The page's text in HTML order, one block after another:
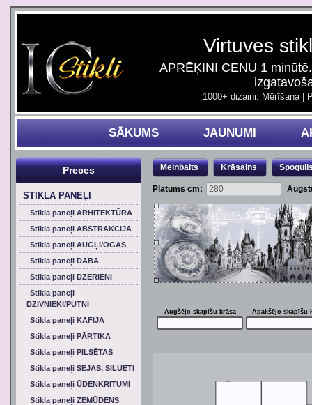
Virtuves
APRĒĶINI CENU 1
1000+ dizaini. Mērīšana |
SĀKUMS JAUNUMI
Melnbalts Krāsains
Platums cm:
Augšējo skapīšu krāsa Apakšējo skapīšu
Preces
STIKLA PANEĻI
Stikla paneļi ARHITEKTŪRA
Stikla paneļi ABSTRAKCIJA
Stikla paneļi AUGĻI/OGAS
Stikla paneļi DABA
Stikla paneļi DZĒRIENI
Stikla paneļi
DZĪVNIEKI/PUTNI
Stikla paneļi KAFIJA
Stikla paneļi PĀRTIKA
Stikla paneļi PILSĒTAS
Stikla paneļi SEJAS, SILUETI
Stikla paneļi ŪDENKRITUMI
Stikla paneļi ZEMŪDENS